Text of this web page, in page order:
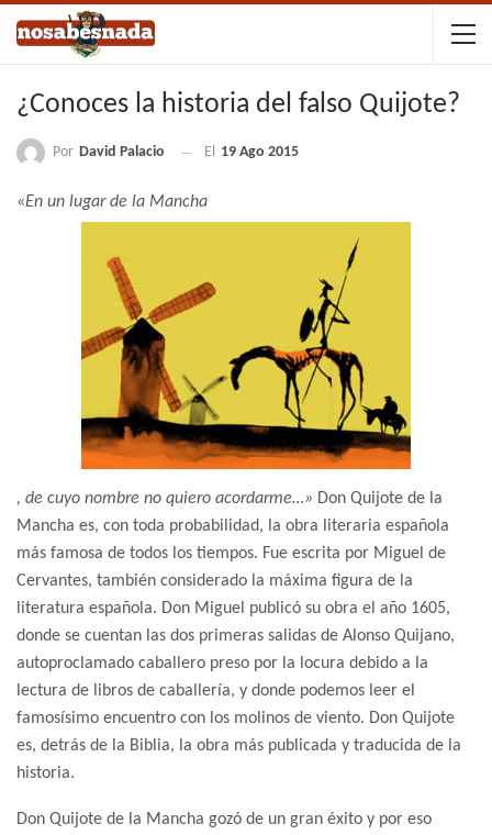
¿Conoces la historia del falso Quijote?
Por David Palacio El 19 Ago 2015
«En un lugar de la Mancha
, de cuyo nombre no quiero acordarme…» Don Quijote de la
Mancha es, con toda probabilidad, la obra literaria española
más famosa de todos los tiempos. Fue escrita por Miguel de
Cervantes, también considerado la máxima figura de la
literatura española. Don Miguel publicó su obra el año 1605,
donde se cuentan las dos primeras salidas de Alonso Quijano,
autoproclamado caballero preso por la locura debido a la
lectura de libros de caballería, y donde podemos leer el
famosísimo encuentro con los molinos de viento. Don Quijote
es, detrás de la Biblia, la obra más publicada y traducida de la
historia.
Don Quijote de la Mancha gozó de un gran éxito y por eso